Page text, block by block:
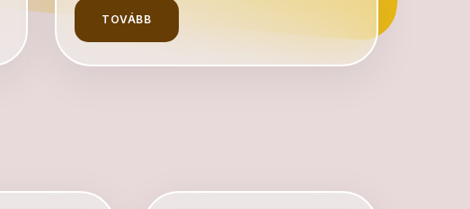
TOVÁBB